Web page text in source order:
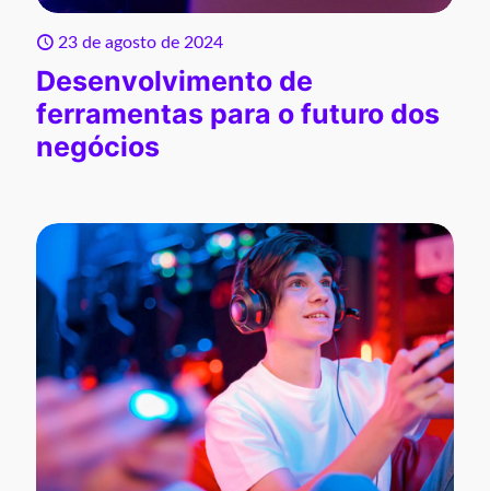
23 de agosto de 2024
Desenvolvimento de
ferramentas para o futuro dos
negócios